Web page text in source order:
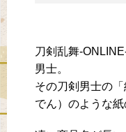
刀剣乱舞-
男士。
その刀剣男士の
でん）のような紙